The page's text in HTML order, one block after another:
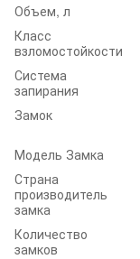
Объем, л
Класс
взломостойкости
Система
запирания
Замок
Модель Замка
Страна
производитель
замка
Количество
замков